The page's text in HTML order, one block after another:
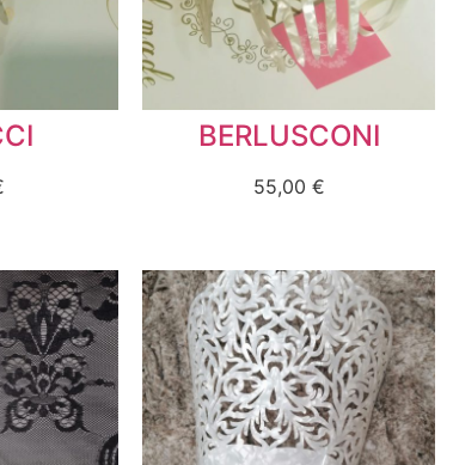
BERLUSCONI
55,00 €